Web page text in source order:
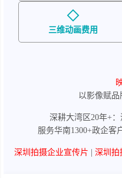
三维动画费用
以影像赋品
深耕大湾区20年+：
服务华南1300+政企客
深圳拍摄企业宣传片 深圳拍